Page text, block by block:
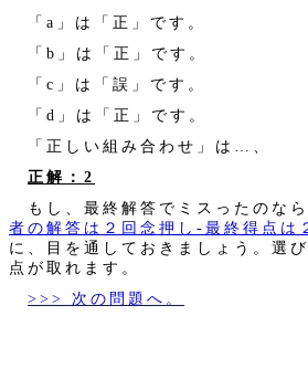
「a」は「正」です。
「b」は「正」です。
「c」は「誤」です。
「d」は「正」です。
「正しい組み合わせ」は…、
正解：2
もし、最終解答でミスったのなら
者の解答は２回念押し‐最終得点は
に、目を通しておきましょう。選
点が取れます。
>>> 次の問題へ。